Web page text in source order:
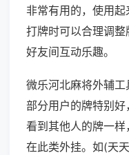
非常有用的，使用
打牌时可以合理调
好友间互动乐趣。
微乐河北麻将外辅工
部分用户的牌特别
看到其他人的牌一
在此类外挂。如(天